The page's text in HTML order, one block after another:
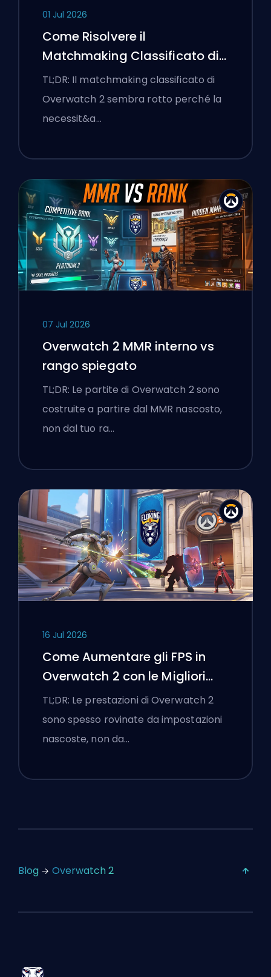
01 Jul 2026
Come Risolvere il
Matchmaking Classificato di
Overwatch 2 e le Lobby a
Senso Unico
TL;DR: Il matchmaking classificato di
Overwatch 2 sembra rotto perché la
necessit&a…
07 Jul 2026
Overwatch 2 MMR interno vs
rango spiegato
TL;DR: Le partite di Overwatch 2 sono
costruite a partire dal MMR nascosto,
non dal tuo ra…
16 Jul 2026
Come Aumentare gli FPS in
Overwatch 2 con le Migliori
Impostazioni
TL;DR: Le prestazioni di Overwatch 2
sono spesso rovinate da impostazioni
nascoste, non da…
Blog Overwatch 2